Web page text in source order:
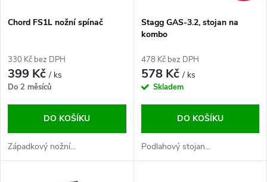
p
r
o
u
s
r
o
d
u
Chord FS1L nožní spínač
330 Kč bez DPH
399 Kč/ ks
Do 2 měsíců
DO KOŠÍKU
Západkový nožní...
Stagg GAS-3.2, stojan na
kombo
478 Kč bez DPH
578 Kč/ ks
Skladem
DO KOŠÍKU
Podlahový stojan...